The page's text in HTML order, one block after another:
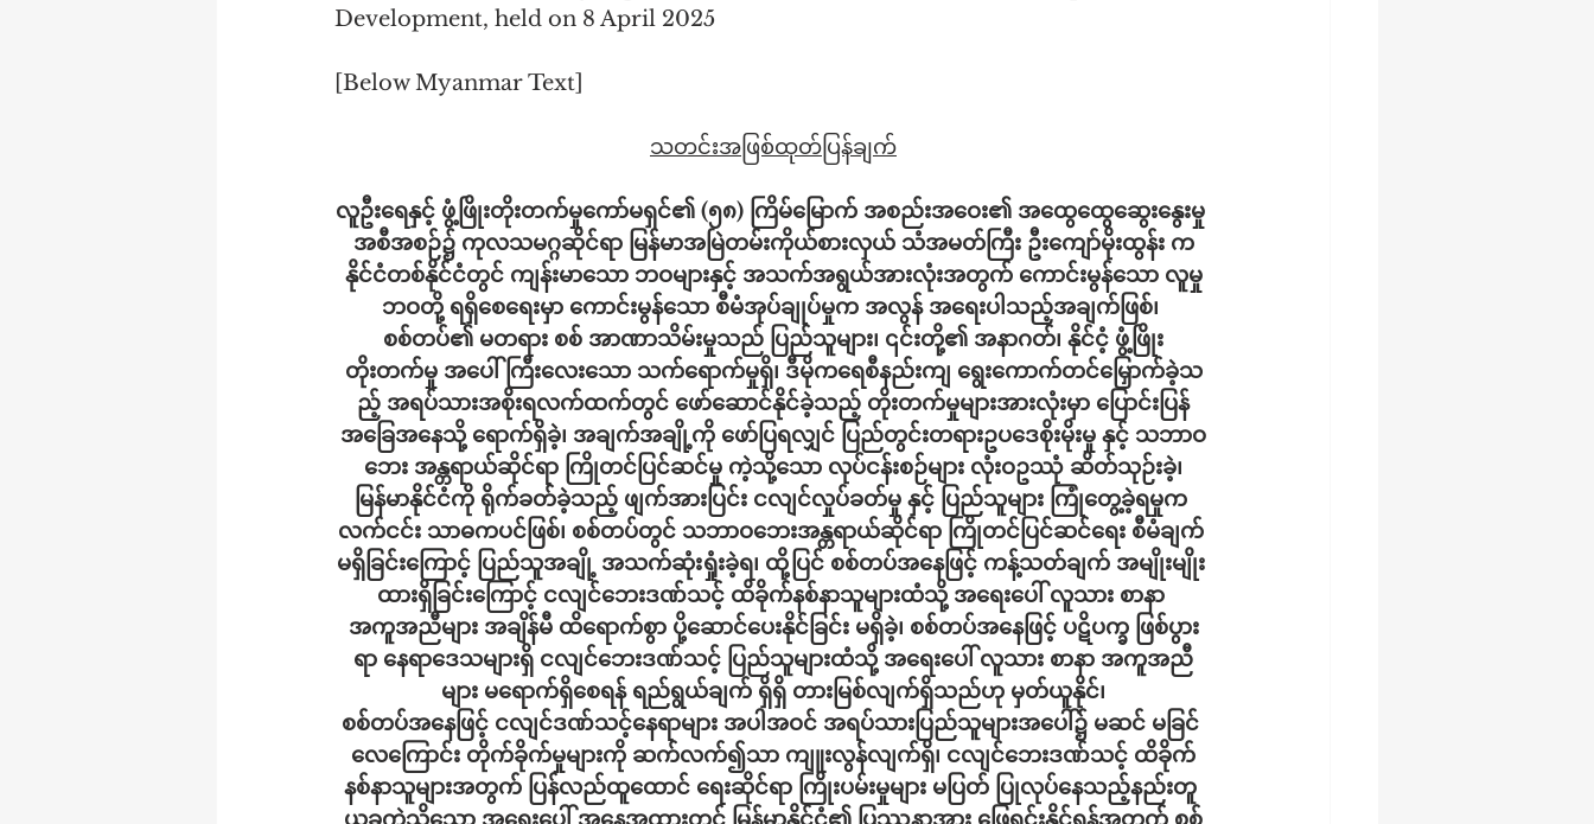
Development, held on 8 April 2025
[Below Myanmar Text]
သတင်းအဖြစ်ထုတ်ပြန်ချက်
လူဦးရေနှင့် ဖွံ့ဖြိုးတိုးတက်မှုကော်မရှင်၏ (၅၈) ကြိမ်မြောက် အစည်းအဝေး၏ အထွေထွေဆွေးနွေးမှု
အစီအစဉ်၌ ကုလသမဂ္ဂဆိုင်ရာ မြန်မာအမြဲတမ်းကိုယ်စားလှယ် သံအမတ်ကြီး ဦးကျော်မိုးထွန်း က
နိုင်ငံတစ်နိုင်ငံတွင် ကျန်းမာသော ဘဝများနှင့် အသက်အရွယ်အားလုံးအတွက် ကောင်းမွန်သော လူမှု
ဘဝတို့ ရရှိစေရေးမှာ ကောင်းမွန်သော စီမံအုပ်ချုပ်မှုက အလွန် အရေးပါသည့်အချက်ဖြစ်၊
စစ်တပ်၏ မတရား စစ် အာဏာသိမ်းမှုသည် ပြည်သူများ၊ ၎င်းတို့၏ အနာဂတ်၊ နိုင်ငံ့ ဖွံ့ဖြိုး
တိုးတက်မှု အပေါ်ကြီးလေးသော သက်ရောက်မှုရှိ၊ ဒီမိုကရေစီနည်းကျ ရွေးကောက်တင်မြှောက်ခဲ့သ
ည့် အရပ်သားအစိုးရလက်ထက်တွင် ဖော်ဆောင်နိုင်ခဲ့သည့် တိုးတက်မှုများအားလုံးမှာ ပြောင်းပြန်
အခြေအနေသို့ ရောက်ရှိခဲ့၊ အချက်အချို့ကို ဖော်ပြရလျှင် ပြည်တွင်းတရားဥပဒေစိုးမိုးမှု နှင့် သဘာဝ
ဘေး အန္တရာယ်ဆိုင်ရာ ကြိုတင်ပြင်ဆင်မှု ကဲ့သို့သော လုပ်ငန်းစဉ်များ လုံးဝဥဿုံ ဆိတ်သုဉ်းခဲ့၊
မြန်မာနိုင်ငံကို ရိုက်ခတ်ခဲ့သည့် ဖျက်အားပြင်း ငလျင်လှုပ်ခတ်မှု နှင့် ပြည်သူများ ကြုံတွေ့ခဲ့ရမှုက
လက်ငင်း သာဓကပင်ဖြစ်၊ စစ်တပ်တွင် သဘာဝဘေးအန္တရာယ်ဆိုင်ရာ ကြိုတင်ပြင်ဆင်ရေး စီမံချက်
မရှိခြင်းကြောင့် ပြည်သူအချို့ အသက်ဆုံးရှုံးခဲ့ရ၊ ထို့ပြင် စစ်တပ်အနေဖြင့် ကန့်သတ်ချက် အမျိုးမျိုး
ထားရှိခြင်းကြောင့် ငလျင်ဘေးဒဏ်သင့် ထိခိုက်နစ်နာသူများထံသို့ အရေးပေါ် လူသား စာနာ
အကူအညီများ အချိန်မီ ထိရောက်စွာ ပို့ဆောင်ပေးနိုင်ခြင်း မရှိခဲ့၊ စစ်တပ်အနေဖြင့် ပဋိပက္ခ ဖြစ်ပွား
ရာ နေရာဒေသများရှိ ငလျင်ဘေးဒဏ်သင့် ပြည်သူများထံသို့ အရေးပေါ် လူသား စာနာ အကူအညီ
များ မရောက်ရှိစေရန် ရည်ရွယ်ချက် ရှိရှိ တားမြစ်လျက်ရှိသည်ဟု မှတ်ယူနိုင်၊
စစ်တပ်အနေဖြင့် ငလျင်ဒဏ်သင့်နေရာများ အပါအဝင် အရပ်သားပြည်သူများအပေါ်၌ မဆင် မခြင်
လေကြောင်း တိုက်ခိုက်မှုများကို ဆက်လက်၍သာ ကျူးလွန်လျက်ရှိ၊ ငလျင်ဘေးဒဏ်သင့် ထိခိုက်
နစ်နာသူများအတွက် ပြန်လည်ထူထောင် ရေးဆိုင်ရာ ကြိုးပမ်းမှုများ မပြတ် ပြုလုပ်နေသည့်နည်းတူ